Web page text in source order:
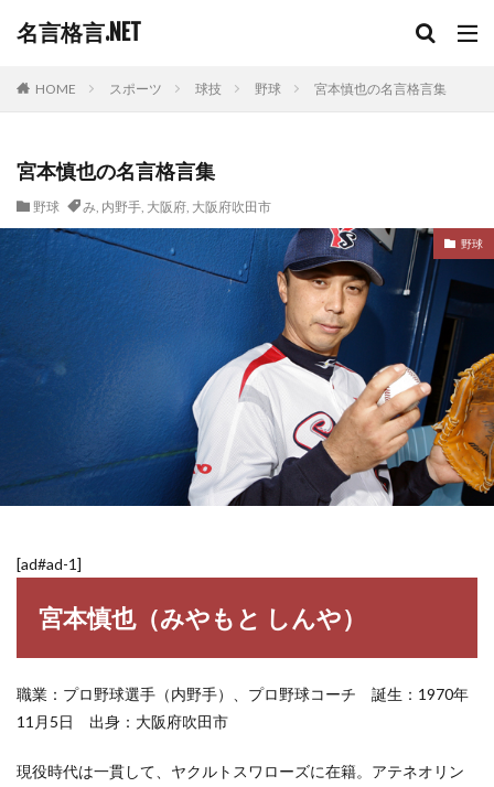
名言格言.NET
HOME スポーツ 球技 野球 宮本慎也の名言格言集
宮本慎也の名言格言集
野球 み, 内野手, 大阪府, 大阪府吹田市
野球
[ad#ad-1]
宮本慎也（みやもと しんや）
職業：プロ野球選手（内野手）、プロ野球コーチ 誕生：1970年
11月5日 出身：大阪府吹田市
現役時代は一貫して、ヤクルトスワローズに在籍。アテネオリン